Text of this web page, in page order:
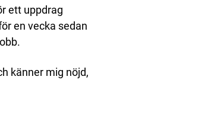
ett uppdrag
en vecka sedan
känner mig nöjd,